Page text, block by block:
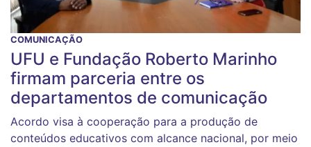
COMUNICAÇÃO
UFU e Fundação Roberto Marinho
firmam parceria entre os
departamentos de comunicação
Acordo visa à cooperação para a produção de
conteúdos educativos com alcance nacional, por meio